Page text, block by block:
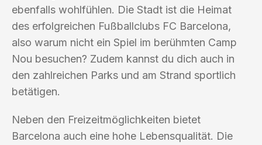
ebenfalls wohlfühlen. Die Stadt ist die Heimat
des erfolgreichen Fußballclubs FC Barcelona,
also warum nicht ein Spiel im berühmten Camp
Nou besuchen? Zudem kannst du dich auch in
den zahlreichen Parks und am Strand sportlich
betätigen.
Neben den Freizeitmöglichkeiten bietet
Barcelona auch eine hohe Lebensqualität. Die